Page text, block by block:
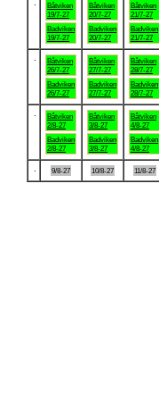
Båtviken
19/7-27
Badviken
19/7-27
Båtviken
20/7-27
Badviken
20/7-27
Båtviken
21/7-27
Badviken
21/7-27
Båtviken
26/7-27
Badviken
26/7-27
Båtviken
27/7-27
Badviken
27/7-27
Båtviken
28/7-27
Badviken
28/7-27
Båtviken
2/8-27
Badviken
2/8-27
Båtviken
3/8-27
Badviken
3/8-27
Båtviken
4/8-27
Badviken
4/8-27
9/8-27 10/8-27 11/8-27